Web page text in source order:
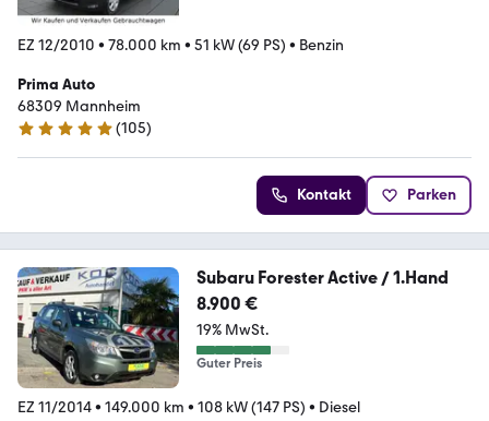
EZ 12/2010 • 78.000 km • 51 kW (69 PS) • Benzin
Prima Auto
68309 Mannheim
4.8 Sterne
(105)
Kontakt Parken
Subaru Forester Active / 1.Hand
8.900 €
19% MwSt.
Guter Preis
EZ 11/2014• 149.000 km • 108 kW (147 PS) • Diesel